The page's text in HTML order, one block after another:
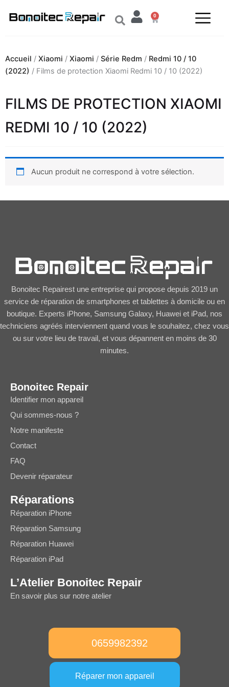
0
Panier
Accueil / Xiaomi / Xiaomi / Série Redm / Redmi 10 / 10
(2022) / Films de protection Xiaomi Redmi 10 / 10 (2022)
FILMS DE PROTECTION XIAOMI
REDMI 10 / 10 (2022)
Aucun produit ne correspond à votre sélection.
Bonoitec Repairest une entreprise qui propose depuis 2019 un
service de réparation de smartphones et tablettes à domicile ou en
boutique. Experts iPhone, Samsung Galaxy, Huawei et iPad, nos
techniciens agréés interviennent quand vous le souhaitez, chez vous
ou sur votre lieu de travail, et vous dépannent en moins de 30
minutes.
Bonoitec Repair
Identifier mon appareil
Qui sommes-nous ?
Notre manifeste
Contact
FAQ
Devenir réparateur
Réparations
Réparation iPhone
Réparation Samsung
Réparation Huawei
Réparation iPad
L’Atelier Bonoitec Repair
En savoir plus sur notre atelier
0659982392
Réparer mon appareil